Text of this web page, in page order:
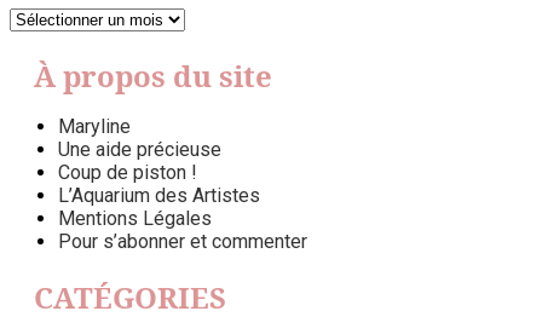
DANS
BAZENNE
(ARCHIVES)
À propos du site
Maryline
Une aide précieuse
Coup de piston !
L’Aquarium des Artistes
Mentions Légales
Pour s’abonner et commenter
CATÉGORIES